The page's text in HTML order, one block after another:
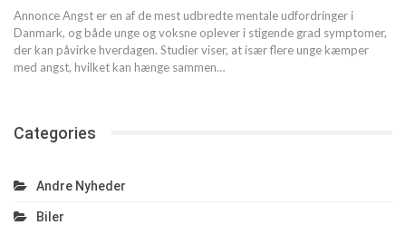
AnnonceAngst er en af de mest udbredte mentale udfordringer i
Danmark, og både unge og voksne oplever i stigende grad symptomer,
der kan påvirke hverdagen. Studier viser, at især flere unge kæmper
med angst, hvilket kan hænge sammen…
Categories
Andre Nyheder
Biler